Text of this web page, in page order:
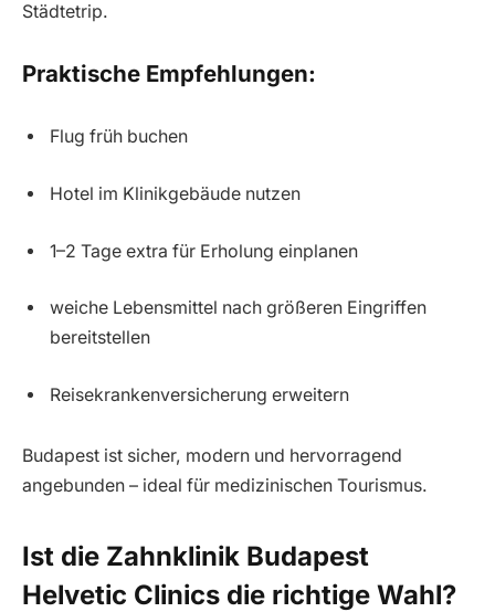
Städtetrip.
Praktische Empfehlungen:
Flug früh buchen
Hotel im Klinikgebäude nutzen
1–2 Tage extra für Erholung einplanen
weiche Lebensmittel nach größeren Eingriffen
bereitstellen
Reisekrankenversicherung erweitern
Budapest ist sicher, modern und hervorragend
angebunden – ideal für medizinischen Tourismus.
Ist die Zahnklinik Budapest
Helvetic Clinics die richtige Wahl?